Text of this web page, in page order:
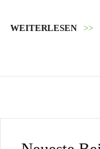
WEITERLESEN >>